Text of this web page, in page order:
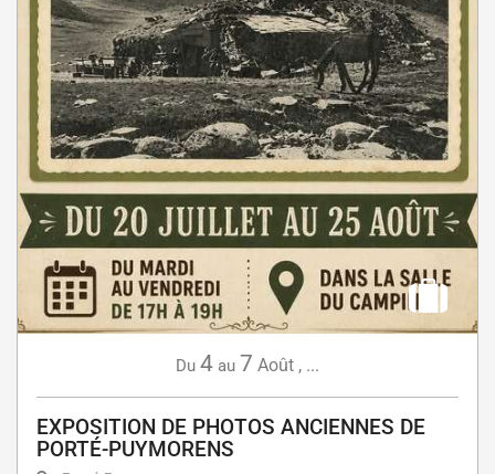
Du 4 au 7 Août , ...
EXPOSITION DE PHOTOS ANCIENNES DE
PORTÉ-PUYMORENS